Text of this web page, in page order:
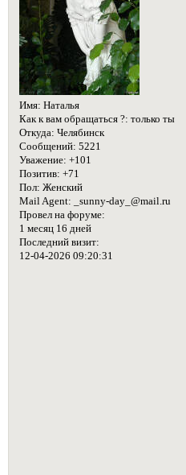
Имя: Наталья
Как к вам обращаться ?: только ты
Откуда: Челябинск
Сообщений: 5221
Уважение: +101
Позитив: +71
Пол: Женский
Mail Agent: _sunny-day_@mail.ru
Провел на форуме:
1 месяц 16 дней
Последний визит:
12-04-2026 09:20:31